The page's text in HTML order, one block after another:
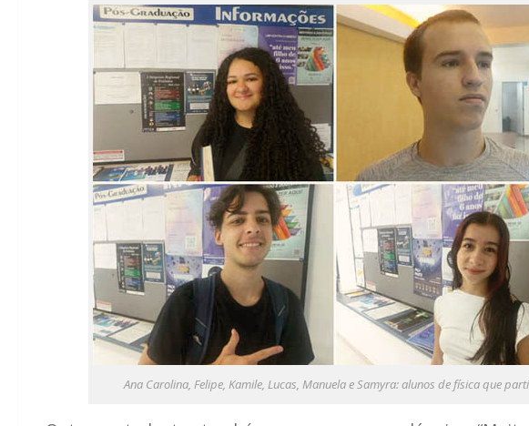
Ana Carolina, Felipe, Kamile, Lucas, Manuela e Samyra: alunos de física que